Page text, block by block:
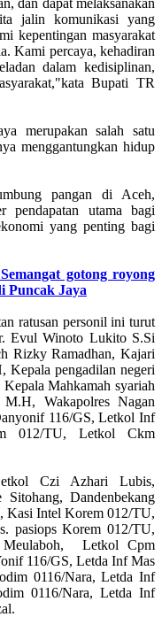
jalin komunikasi yang
kepentingan masyarakat
Kami percaya, kehadiran
dalam kedisiplinan,
Bupati TR
merupakan salah satu
menggantungkan hidup
pangan di Aceh,
pendapatan utama bagi
yang penting bagi
gotong royong
Puncak Jaya
ratusan personil ini turut
Evul Winoto Lukito S.Si
Rizky Ramadhan, Kajari
Kepala pengadilan negeri
Mahkamah syariah
Wakapolres Nagan
116/GS, Letkol Inf
012/TU, Letkol Ckm
Czi Azhari Lubis,
Dandenbekang
Kasi Intel Korem 012/TU,
pasiops Korem 012/TU,
Letkol Cpm
116/GS, Letda Inf Mas
0116/Nara, Letda Inf
0116/Nara, Letda Inf